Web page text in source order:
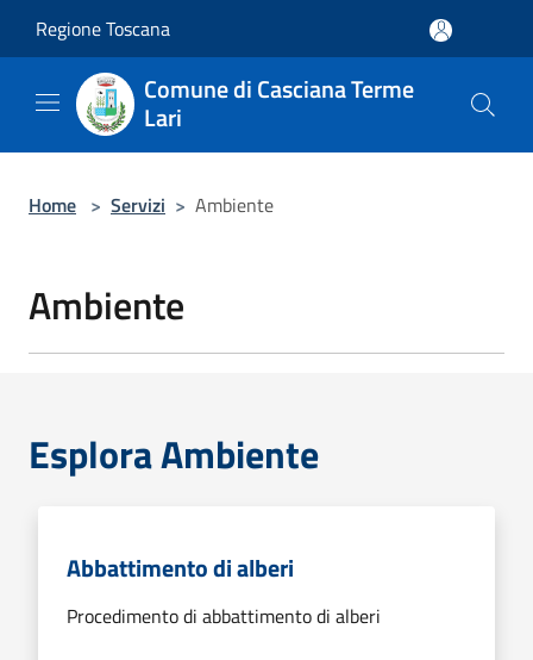
Regione Toscana
Comune di Casciana Terme
Lari
Home > Servizi > Ambiente
Ambiente
Esplora Ambiente
Abbattimento di alberi
Procedimento di abbattimento di alberi